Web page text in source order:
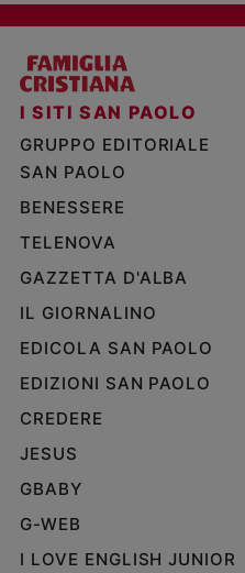
I SITI SAN PAOLO
GRUPPO EDITORIALE
SAN PAOLO
BENESSERE
TELENOVA
GAZZETTA D'ALBA
IL GIORNALINO
EDICOLA SAN PAOLO
EDIZIONI SAN PAOLO
CREDERE
JESUS
GBABY
G-WEB
I LOVE ENGLISH JUNIOR